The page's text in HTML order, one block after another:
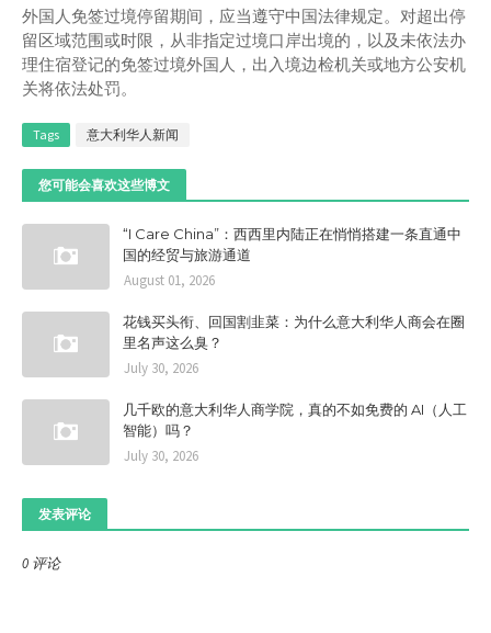
外国人免签过境停留期间，应当遵守中国法律规定。对超出停
留区域范围或时限，从非指定过境口岸出境的，以及未依法办
理住宿登记的免签过境外国人，出入境边检机关或地方公安机
关将依法处罚。
Tags 意大利华人新闻
您可能会喜欢这些博文
“I Care China”：西西里内陆正在悄悄搭建一条直通中
国的经贸与旅游通道
August 01, 2026
花钱买头衔、回国割韭菜：为什么意大利华人商会在圈
里名声这么臭？
July 30, 2026
几千欧的意大利华人商学院，真的不如免费的 AI（人工
智能）吗？
July 30, 2026
发表评论
0 评论